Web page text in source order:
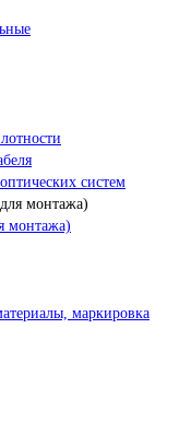
систем
монтажа)
маркировка